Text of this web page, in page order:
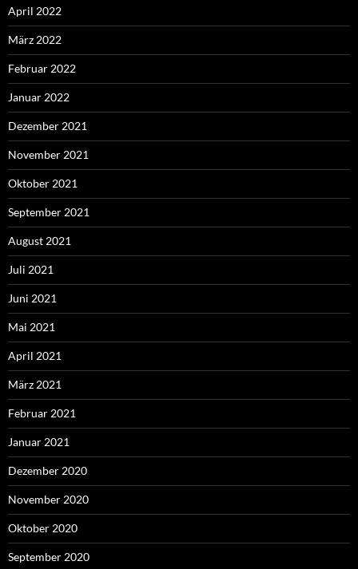
April 2022
März 2022
Februar 2022
Januar 2022
Dezember 2021
November 2021
Oktober 2021
September 2021
August 2021
Juli 2021
Juni 2021
Mai 2021
April 2021
März 2021
Februar 2021
Januar 2021
Dezember 2020
November 2020
Oktober 2020
September 2020